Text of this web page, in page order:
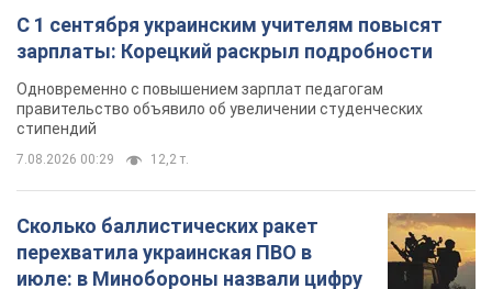
С 1 сентября украинским учителям повысят
зарплаты: Корецкий раскрыл подробности
Одновременно с повышением зарплат педагогам
правительство объявило об увеличении студенческих
стипендий
7.08.2026 00:29 12,2 т.
Сколько баллистических ракет
перехватила украинская ПВО в
июле: в Минобороны назвали цифру